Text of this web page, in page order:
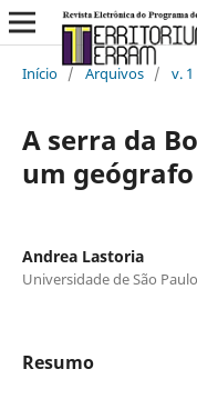
Início / Arquivos / v.
A serra da
um geógrafo
Andrea Lastoria
Universidade de São
Resumo